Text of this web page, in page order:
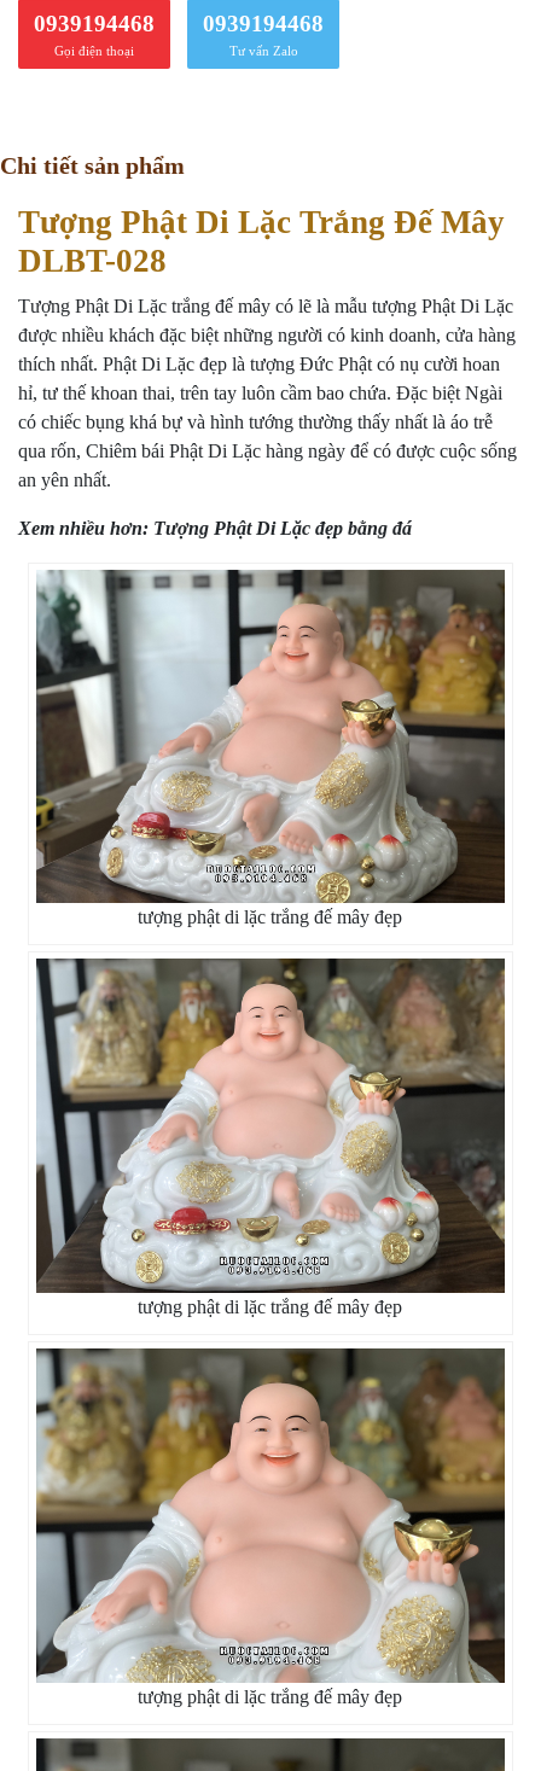
0939194468
Gọi điện thoại
0939194468
Tư vấn Zalo
Chi tiết sản phẩm
Tượng Phật Di Lặc Trắng Đế Mây
DLBT-028
Tượng Phật Di Lặc trắng đế mây có lẽ là mẫu tượng Phật Di Lặc
được nhiều khách đặc biệt những người có kinh doanh, cửa hàng
thích nhất. Phật Di Lặc đẹp là tượng Đức Phật có nụ cười hoan
hỉ, tư thế khoan thai, trên tay luôn cầm bao chứa. Đặc biệt Ngài
có chiếc bụng khá bự và hình tướng thường thấy nhất là áo trễ
qua rốn, Chiêm bái Phật Di Lặc hàng ngày để có được cuộc sống
an yên nhất.
Xem nhiều hơn: Tượng Phật Di Lặc đẹp bằng đá
tượng phật di lặc trắng đế mây đẹp
tượng phật di lặc trắng đế mây đẹp
tượng phật di lặc trắng đế mây đẹp